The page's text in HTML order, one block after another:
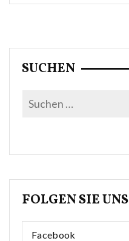
SUCHEN
FOLGEN SIE UNS
Facebook